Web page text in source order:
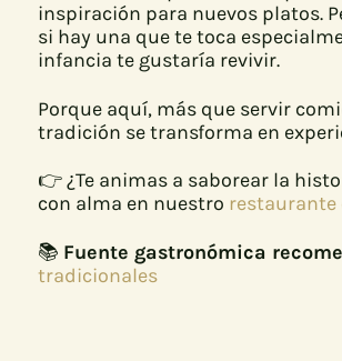
inspiración para nuevos platos.
si hay una que te toca
infancia te gustaría revivir.
Porque aquí, más que servir
tradición se transforma en
👉 ¿Te animas a saborear la
con alma en nuestro restaurante
📚 Fuente gastronómica
tradicionales